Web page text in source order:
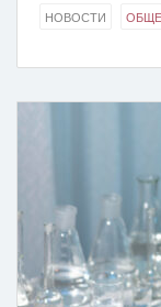
НОВОСТИ